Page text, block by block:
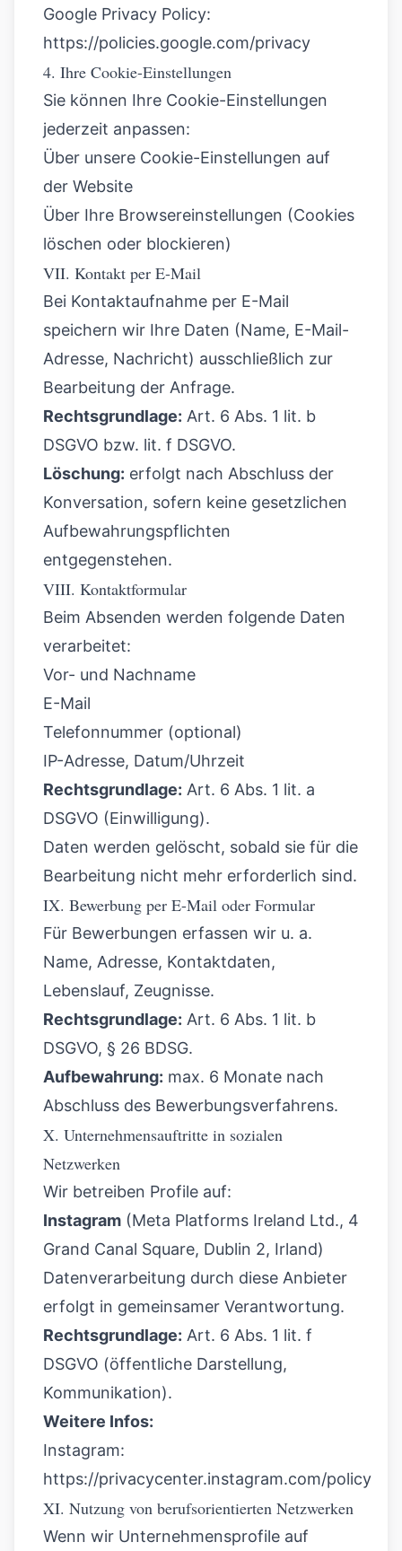
Google Privacy Policy:
https://policies.google.com/privacy
4. Ihre Cookie-Einstellungen
Sie können Ihre Cookie-Einstellungen
jederzeit anpassen:
Über unsere Cookie-Einstellungen auf
der Website
Über Ihre Browsereinstellungen (Cookies
löschen oder blockieren)
VII. Kontakt per E-Mail
Bei Kontaktaufnahme per E-Mail
speichern wir Ihre Daten (Name, E-Mail-
Adresse, Nachricht) ausschließlich zur
Bearbeitung der Anfrage.
Rechtsgrundlage: Art. 6 Abs. 1 lit. b
DSGVO bzw. lit. f DSGVO.
Löschung: erfolgt nach Abschluss der
Konversation, sofern keine gesetzlichen
Aufbewahrungspflichten
entgegenstehen.
VIII. Kontaktformular
Beim Absenden werden folgende Daten
verarbeitet:
Vor- und Nachname
E-Mail
Telefonnummer (optional)
IP-Adresse, Datum/Uhrzeit
Rechtsgrundlage: Art. 6 Abs. 1 lit. a
DSGVO (Einwilligung).
Daten werden gelöscht, sobald sie für die
Bearbeitung nicht mehr erforderlich sind.
IX. Bewerbung per E-Mail oder Formular
Für Bewerbungen erfassen wir u. a.
Name, Adresse, Kontaktdaten,
Lebenslauf, Zeugnisse.
Rechtsgrundlage: Art. 6 Abs. 1 lit. b
DSGVO, § 26 BDSG.
Aufbewahrung: max. 6 Monate nach
Abschluss des Bewerbungsverfahrens.
X. Unternehmensauftritte in sozialen
Netzwerken
Wir betreiben Profile auf:
Instagram (Meta Platforms Ireland Ltd., 4
Grand Canal Square, Dublin 2, Irland)
Datenverarbeitung durch diese Anbieter
erfolgt in gemeinsamer Verantwortung.
Rechtsgrundlage: Art. 6 Abs. 1 lit. f
DSGVO (öffentliche Darstellung,
Kommunikation).
Weitere Infos:
Instagram:
https://privacycenter.instagram.com/policy
XI. Nutzung von berufsorientierten Netzwerken
Wenn wir Unternehmensprofile auf